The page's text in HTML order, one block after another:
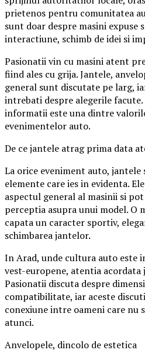
prietenos pentru comunitatea
sunt doar despre masini expuse
interactiune, schimb de idei si
Pasionatii vin cu masini atent
fiind ales cu grija. Jantele,
general sunt discutate pe larg,
intrebati despre alegerile facute.
informatii este una dintre
evenimentelor auto.
De ce jantele atrag prima data
La orice eveniment auto,
elemente care ies in evidenta.
aspectul general al masinii si
perceptia asupra unui model. O
capata un caracter sportiv,
schimbarea jantelor.
In Arad, unde cultura auto este
vest-europene, atentia
Pasionatii discuta despre
compatibilitate, iar aceste
conexiune intre oameni care nu
atunci.
Anvelopele, dincolo de estetica